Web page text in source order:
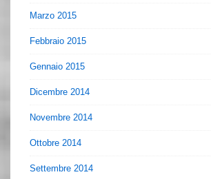
Marzo 2015
Febbraio 2015
Gennaio 2015
Dicembre 2014
Novembre 2014
Ottobre 2014
Settembre 2014